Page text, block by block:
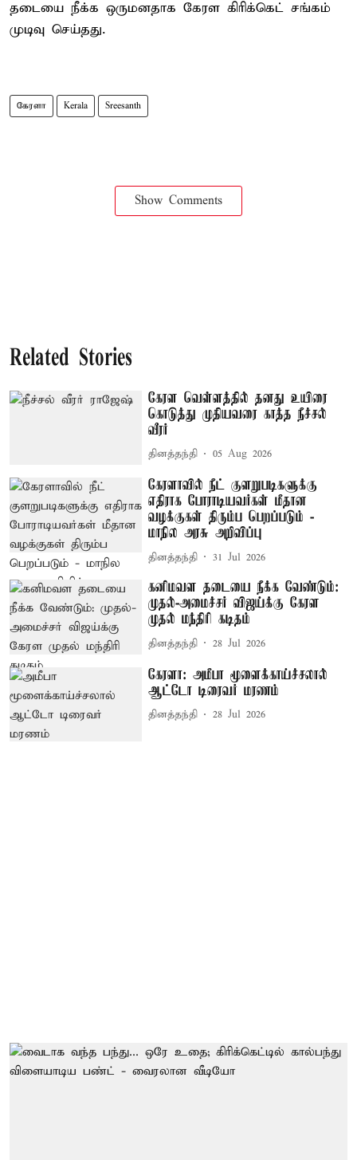
தடையை நீக்க ஒருமனதாக கேரள கிரிக்கெட் சங்கம்
முடிவு செய்தது.
கேரளா Kerala Sreesanth
Show Comments
Related Stories
கேரள வெள்ளத்தில் தனது உயிரை
கொடுத்து முதியவரை காத்த நீச்சல்
வீரர்
தினத்தந்தி 05 Aug 2026
கேரளாவில் நீட் குளறுபடிகளுக்கு
எதிராக போராடியவர்கள் மீதான
வழக்குகள் திரும்ப பெறப்படும் -
மாநில அரசு அறிவிப்பு
தினத்தந்தி 31 Jul 2026
கனிமவள தடையை நீக்க வேண்டும்:
முதல்-அமைச்சர் விஜய்க்கு கேரள
முதல் மந்திரி கடிதம்
தினத்தந்தி 28 Jul 2026
கேரளா: அமீபா மூளைக்காய்ச்சலால்
ஆட்டோ டிரைவர் மரணம்
தினத்தந்தி 28 Jul 2026